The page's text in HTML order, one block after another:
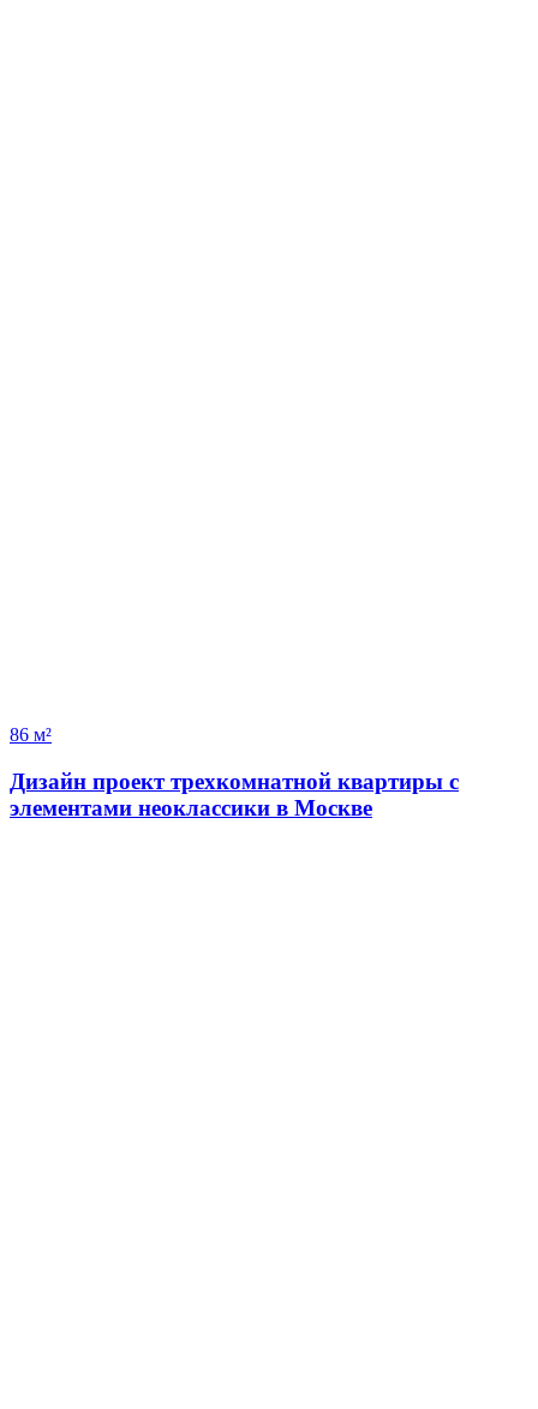
86 м²
Дизайн проект трехкомнатной квартиры с
элементами неоклассики в Москве